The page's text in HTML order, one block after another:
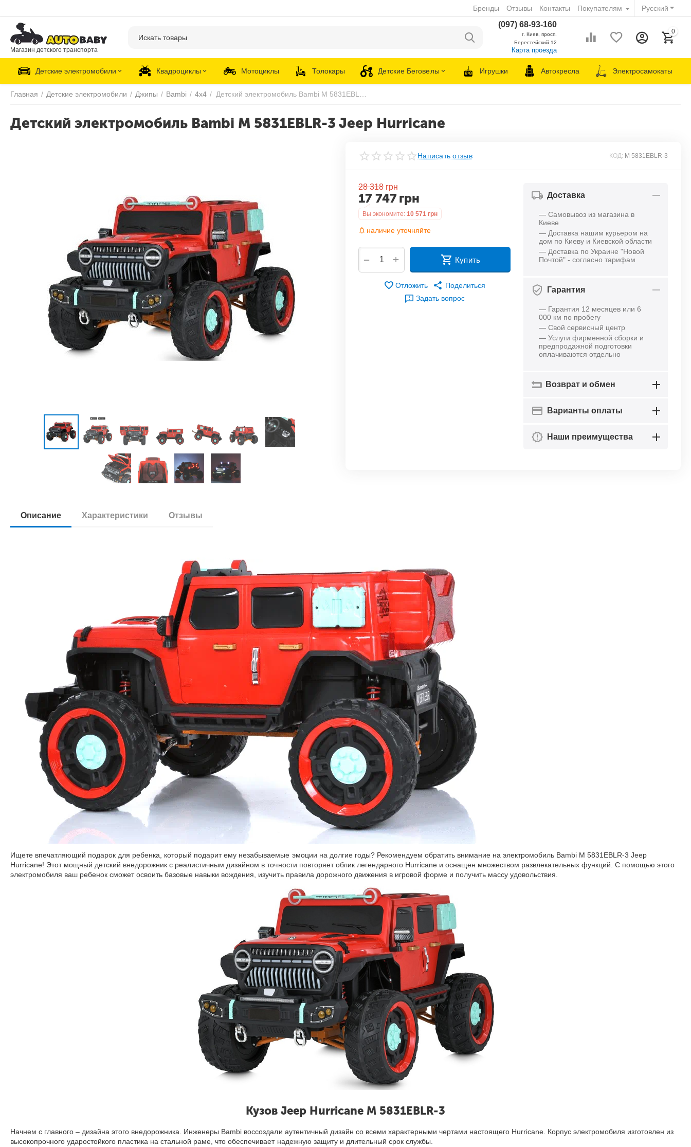
Русский
Бренды Отзывы Контакты Покупателям
Магазин детского транспорта
(097) 68-93-160
г. Киев, просп.
Берестейский 12
Карта проезда
0
Детские электромобили Квадроциклы Мотоциклы Толокары Детские Беговелы Игрушки Автокресла Электросамокаты
Главная / Детские электромобили / Джипы / Bambi / 4х4 /
Детский электромобиль Bambi M 5831EBLR-3 Jeep Hurricane
Написать отзыв КОД: M 5831EBLR-3
28 318 грн
17 747 грн
Вы экономите: 10 571 грн
наличие уточняйте
+
− Купить
Отложить
Поделиться
Задать вопрос
Доставка
— Самовывоз из магазина в
Киеве
— Доставка нашим курьером на
дом по Киеву и Киевской области
— Доставка по Украине "Новой
Почтой" - согласно тарифам
Гарантия
— Гарантия 12 месяцев или 6
000 км по пробегу
— Свой сервисный центр
— Услуги фирменной сборки и
предпродажной подготовки
оплачиваются отдельно
Возврат и обмен
Варианты оплаты
Наши преимущества
Описание Характеристики Отзывы
Ищете впечатляющий подарок для ребенка, который подарит ему незабываемые эмоции на долгие годы? Рекомендуем обратить внимание на электромобиль Bambi M 5831EBLR-3 Jeep
Hurricane! Этот мощный детский внедорожник с реалистичным дизайном в точности повторяет облик легендарного Hurricane и оснащен множеством развлекательных функций. С помощью этого
электромобиля ваш ребенок сможет освоить базовые навыки вождения, изучить правила дорожного движения в игровой форме и получить массу удовольствия.
Кузов Jeep Hurricane M 5831EBLR-3
Начнем с главного – дизайна этого внедорожника. Инженеры Bambi воссоздали аутентичный дизайн со всеми характерными чертами настоящего Hurricane. Корпус электромобиля изготовлен из
высокопрочного ударостойкого пластика на стальной раме, что обеспечивает надежную защиту и длительный срок службы.